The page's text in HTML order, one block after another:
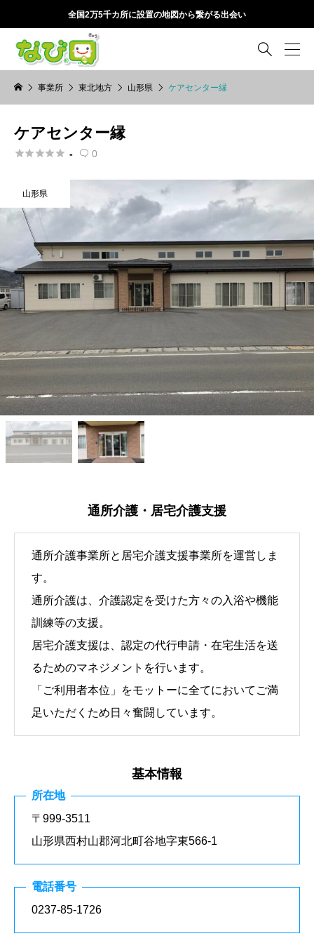
全国2万5千カ所に設置の地図から繋がる出会い

事業所 東北地方 山形県 ケアセンター縁
ケアセンター縁
 -  0
山形県
通所介護・居宅介護支援
通所介護事業所と居宅介護支援事業所を運営しま
す。
通所介護は、介護認定を受けた方々の入浴や機能
訓練等の支援。
居宅介護支援は、認定の代行申請・在宅生活を送
るためのマネジメントを行います。
「ご利用者本位」をモットーに全てにおいてご満
足いただくため日々奮闘しています。
基本情報
所在地
〒999-3511
山形県西村山郡河北町谷地字東566-1
電話番号
0237-85-1726